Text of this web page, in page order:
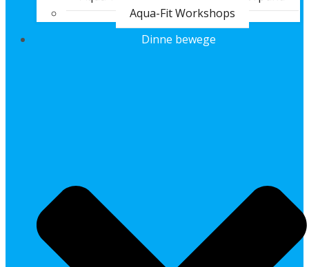
Aqua-Fit Workshops
Dinne bewege